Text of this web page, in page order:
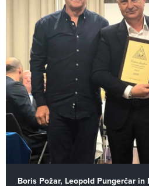
Boris Požar, Leopold Pungerčar